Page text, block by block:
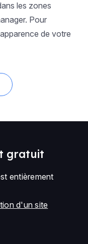
les zones
Pour
de votre
gratuit
entièrement
d'un site